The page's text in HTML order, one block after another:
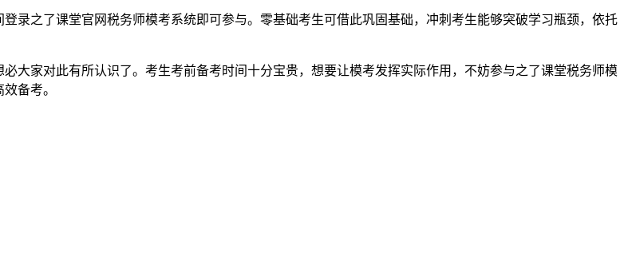
录之了课堂官网税务师模考系统即可参与。零基础考生可借此巩固基础，冲刺考生能够突破学习瓶颈，依托
大家对此有所认识了。考生考前备考时间十分宝贵，想要让模考发挥实际作用，不妨参与之了课堂税务师模
备考。